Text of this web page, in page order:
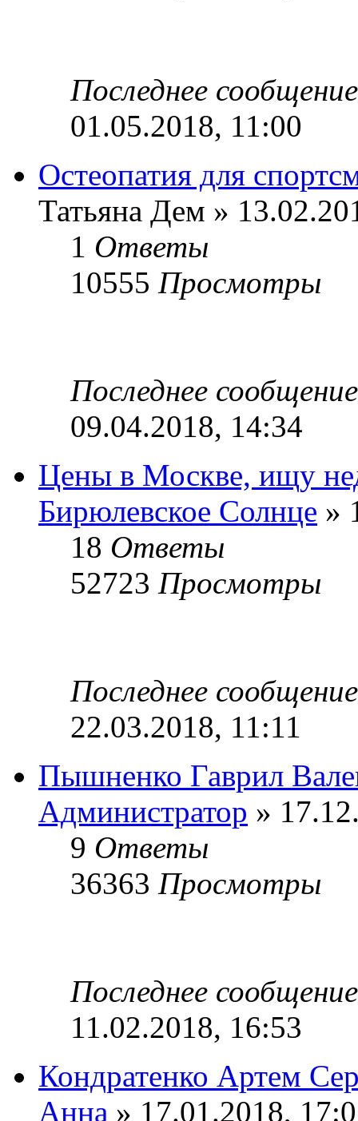
Последнее
01.05.2018, 11:00
Остеопатия для
Татьяна Дем »
1 Ответы
10555 Просмотры
Последнее
09.04.2018, 14:34
Цены в Москве, ищу
Бирюлевское Солнце »
18 Ответы
52723 Просмотры
Последнее
22.03.2018, 11:11
Пышненко Гаврил
Администратор »
9 Ответы
36363 Просмотры
Последнее
11.02.2018, 16:53
Кондратенко Артем
Анна » 17.01.2018,